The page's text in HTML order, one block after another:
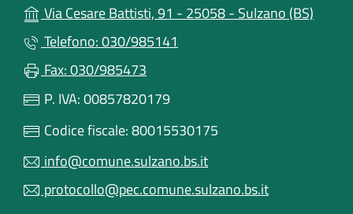
Via Cesare Battisti, 91 - 25058 - Sulzano (BS)
Telefono: 030/985141
Fax: 030/985473
P. IVA: 00857820179
Codice fiscale: 80015530175
info@comune.sulzano.bs.it
protocollo@pec.comune.sulzano.bs.it